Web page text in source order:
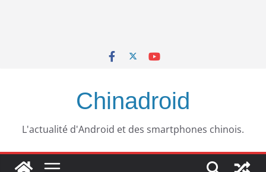
Chinadroid
L'actualité d'Android et des smartphones chinois.